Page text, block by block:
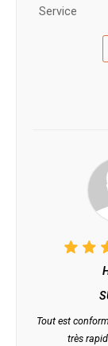
Service
Tout est
très